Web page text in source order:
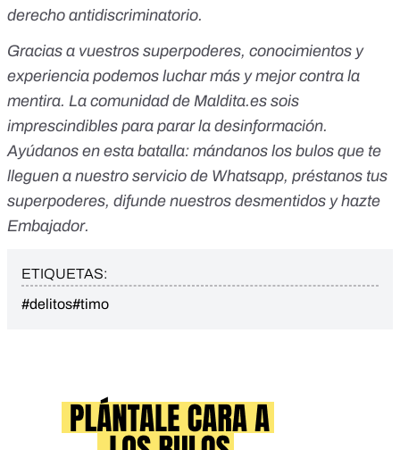
derecho antidiscriminatorio.
Gracias a vuestros superpoderes, conocimientos y
experiencia podemos luchar más y mejor contra la
mentira. La comunidad de Maldita.es sois
imprescindibles para parar la desinformación.
Ayúdanos en esta batalla: mándanos los bulos que te
lleguen a nuestro servicio de Whatsapp, préstanos tus
superpoderes, difunde nuestros desmentidos yhazte
Embajador.
ETIQUETAS:
#delitos#timo